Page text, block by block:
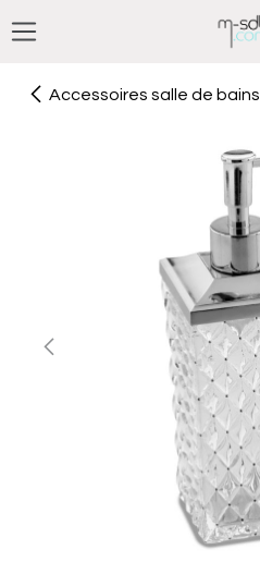
Accessoires salle de bains